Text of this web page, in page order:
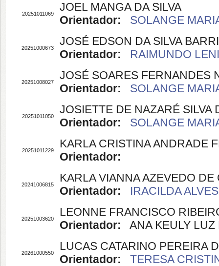
20251011069
JOEL MANGA DA SILVA
Orientador:
SOLANGE
20251000673
JOSÉ EDSON DA SILVA
Orientador:
RAIMUNDO
20251008027
JOSÉ SOARES FERNANDES
Orientador:
SOLANGE
20251011050
JOSIETTE DE NAZARÉ SILVA
Orientador:
SOLANGE
20251011229
KARLA CRISTINA ANDRADE
Orientador:
20241006815
KARLA VIANNA AZEVEDO DE
Orientador:
IRACILDA
20251003620
LEONNE FRANCISCO
Orientador: ANA KEULY
20261000550
LUCAS CATARINO PEREIRA
Orientador:
TERESA